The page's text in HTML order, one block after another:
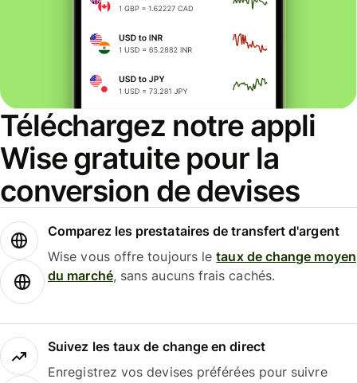
Téléchargez notre appli
Wise gratuite pour la
conversion de devises
Comparez les prestataires de transfert d'argent
Wise vous offre toujours letaux de change moyen
du marché, sans aucuns frais cachés.
Suivez les taux de change en direct
Enregistrez vos devises préférées pour suivre